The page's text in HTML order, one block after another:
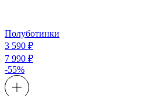
Полуботинки
3 590 ₽
7 990 ₽
-55%